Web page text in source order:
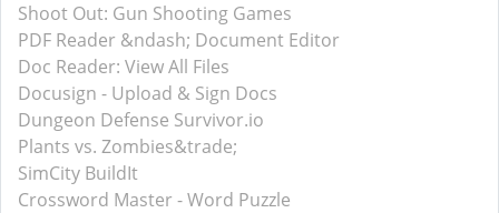
Shoot Out: Gun Shooting Games
PDF Reader &ndash; Document Editor
Doc Reader: View All Files
Docusign - Upload & Sign Docs
Dungeon Defense Survivor.io
Plants vs. Zombies&trade;
SimCity BuildIt
Crossword Master - Word Puzzle